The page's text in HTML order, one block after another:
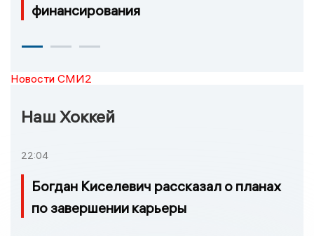
финансирования
Новости СМИ2
Наш Хоккей
22:04
Богдан Киселевич рассказал о планах
по завершении карьеры